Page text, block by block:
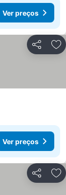
Ver preços
Partilhar
Ver preços
Partilhar